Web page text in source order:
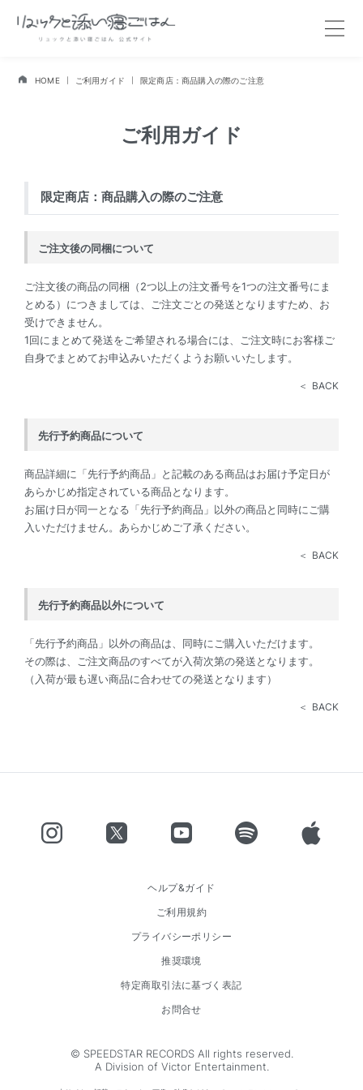
HOME ご利用ガイド 限定商店：商品購入の際のご注意
ご利用ガイド
限定商店：商品購入の際のご注意
ご注文後の同梱について
ご注文後の商品の同梱（2つ以上の注文番号を1つの注文番号にま
とめる）につきましては、ご注文ごとの発送となりますため、お
受けできません。
1回にまとめて発送をご希望される場合には、ご注文時にお客様ご
自身でまとめてお申込みいただくようお願いいたします。
BACK
先行予約商品について
商品詳細に「先行予約商品」と記載のある商品はお届け予定日が
あらかじめ指定されている商品となります。
お届け日が同一となる「先行予約商品」以外の商品と同時にご購
入いただけません。あらかじめご了承ください。
BACK
先行予約商品以外について
「先行予約商品」以外の商品は、同時にご購入いただけます。
その際は、ご注文商品のすべてが入荷次第の発送となります。
（入荷が最も遅い商品に合わせての発送となります）
BACK
ヘルプ&ガイド
ご利用規約
プライバシーポリシー
推奨環境
特定商取引法に基づく表記
お問合せ
© SPEEDSTAR RECORDS All rights reserved.
A Division of Victor Entertainment.